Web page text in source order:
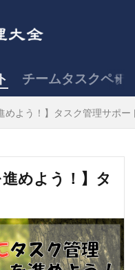
チームタスクペデ
めよう！】タスク管理サポー
めよう！】タ